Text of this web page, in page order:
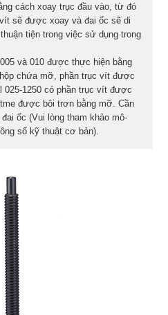
cách xoay trục đầu vào, từ đó
sẽ được xoay và đai ốc sẽ di
tiện trong việc sử dụng trong
và 010 được thực hiện bằng
chứa mỡ, phần trục vít được
025-1250 có phần trục vít được
được bôi trơn bằng mỡ. Cần
ốc (Vui lòng tham khảo mô-
số kỹ thuật cơ bản).